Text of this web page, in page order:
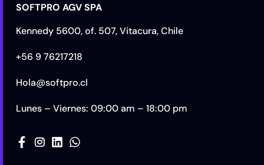
SOFTPRO AGV SPA
Kennedy 5600, of. 507, Vitacura, Chile
+56 9 76217218
Hola@softpro.cl
Lunes – Viernes: 09:00 am – 18:00 pm